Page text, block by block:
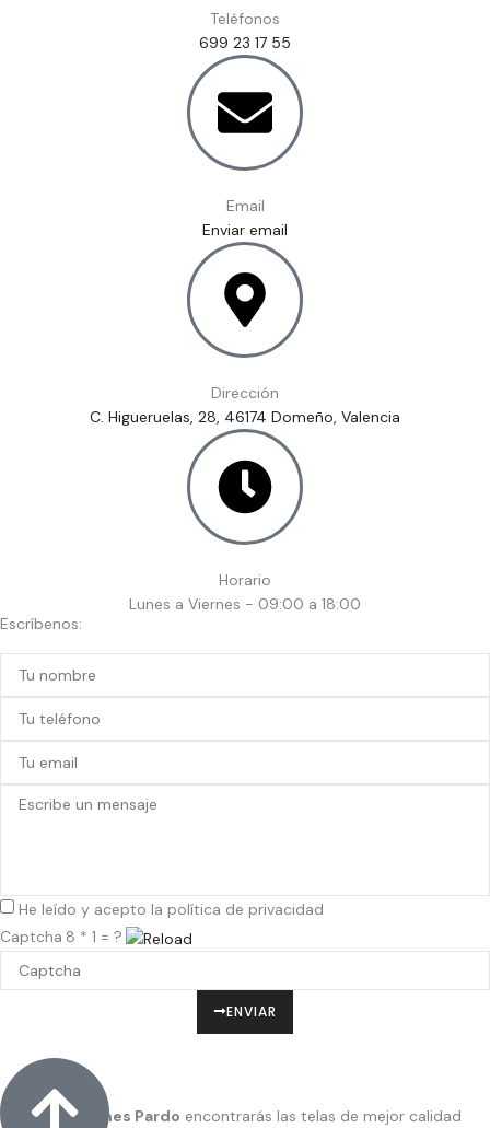
Teléfonos
699 23 17 55
Email
Enviar email
Dirección
C. Higueruelas, 28, 46174 Domeño, Valencia
Horario
Lunes a Viernes - 09:00 a 18:00
Escríbenos:
He leído y acepto la política de privacidad
Captcha 8 * 1 = ?
ENVIAR
En Confecciones Pardo encontrarás las telas de mejor calidad